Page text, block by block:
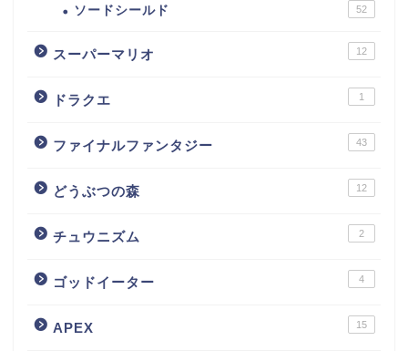
ソードシールド 52
スーパーマリオ 12
ドラクエ 1
ファイナルファンタジー 43
どうぶつの森 12
チュウニズム 2
ゴッドイーター 4
APEX 15